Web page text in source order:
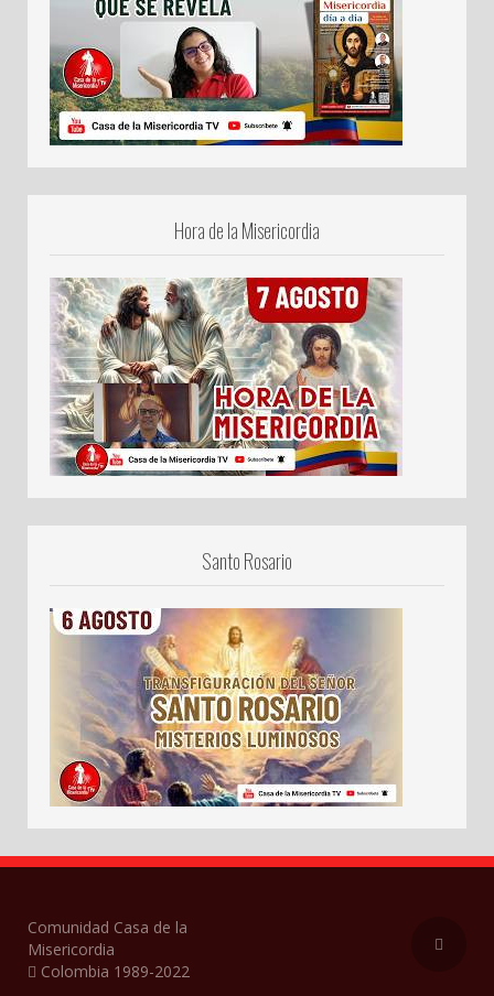
Hora de la Misericordia
Santo Rosario
Comunidad Casa de la
Misericordia
Colombia 1989-2022